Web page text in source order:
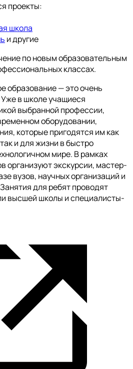
проекты:
школа
и другие
по новым образовательным
классах.
образование — это очень
в школе учащиеся
выбранной профессии,
оборудовании,
которые пригодятся им как
и для жизни в быстро
мире. В рамках
организуют экскурсии, мастер-
вузов, научных организаций и
для ребят проводят
высшей школы и специалисты-